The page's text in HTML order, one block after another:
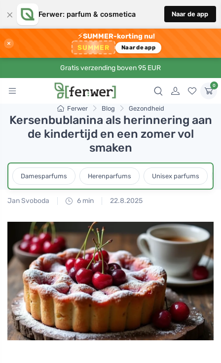
× Ferwer: parfum & cosmetica Naar de app
×
⚡SUMMER-korting nu!
SUMMER Naar de app
Gratis verzending boven 95 EUR
0
Ferwer Blog Gezondheid
Kersenbublanina als herinnering aan
de kindertijd en een zomer vol
smaken
Damesparfums Herenparfums Unisex parfums
Jan Svoboda 6 min 22.8.2025